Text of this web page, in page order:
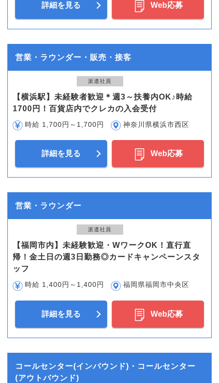
詳細を見る Web応募
営業・ラウンダー・販売・接客
派遣社員
【横浜駅】未経験者歓迎＊週3～扶養内OK♪時給
1700円！百貨店内でクレカの入会受付
時給 1,700円～1,700円 神奈川県横浜市西区
詳細を見る Web応募
営業・ラウンダー
派遣社員
【福岡市内】未経験歓迎・WワークOK！直行直
帰！金土日の週3日勤務◎カードキャンペーンスタ
ッフ
時給 1,400円～1,400円 福岡県福岡市中央区
詳細を見る Web応募
コールセンター(インバウンド)・コールセンター
(アウトバウンド)